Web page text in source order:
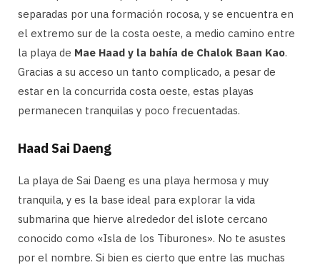
separadas por una formación rocosa, y se encuentra en
el extremo sur de la costa oeste, a medio camino entre
la playa de Mae Haad y la bahía de Chalok Baan Kao.
Gracias a su acceso un tanto complicado, a pesar de
estar en la concurrida costa oeste, estas playas
permanecen tranquilas y poco frecuentadas.
Haad Sai Daeng
La playa de Sai Daeng es una playa hermosa y muy
tranquila, y es la base ideal para explorar la vida
submarina que hierve alrededor del islote cercano
conocido como «Isla de los Tiburones». No te asustes
por el nombre. Si bien es cierto que entre las muchas